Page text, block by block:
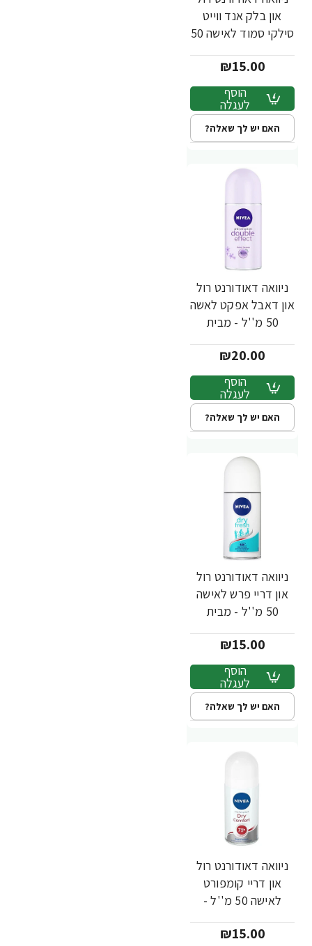
און בלק אנד ווייט
סילקי סמוד לאישה 50
₪15.00
הוסף
לעגלה
האם יש לך שאלה?
ניוואה דאודורנט רול
און דאבל אפקט לאשה
50 מ''ל - מבית
₪20.00
הוסף
לעגלה
האם יש לך שאלה?
ניוואה דאודורנט רול
און דריי פרש לאישה
50 מ''ל - מבית
₪15.00
הוסף
לעגלה
האם יש לך שאלה?
ניוואה דאודורנט רול
און דריי קומפורט
לאישה 50 מ''ל -
₪15.00